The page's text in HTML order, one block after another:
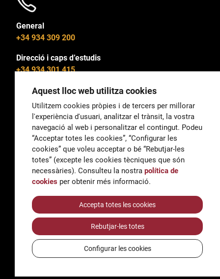
General
+34 934 309 200
Direcció i caps d’estudis
+34 934 301 415
General
correu@escoladeltreball.org
Informació
informacio@escoladeltreball.org
AccessibilitatAvís legal i Política de Privacitat
Política de cookies
Crèdits
Aquest lloc web utilitza cookies
Utilitzem cookies pròpies i de tercers per millorar
l'experiència d'usuari, analitzar el trànsit, la vostra
navegació al web i personalitzar el contingut. Podeu
“Acceptar totes les cookies”, “Configurar les
cookies” que voleu acceptar o bé “Rebutjar-les
totes” (excepte les cookies tècniques que són
necessàries). Consulteu la nostra política de
cookies per obtenir més informació.
Accepta totes les cookies
Rebutjar-les totes
Configurar les cookies